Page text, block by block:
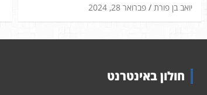
פברואר 28, 2024 יואב בן פורת
חולון באינטרנט